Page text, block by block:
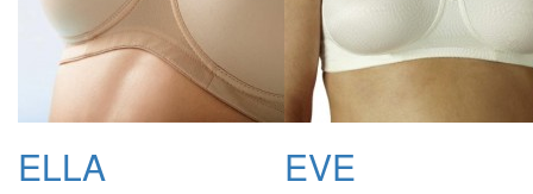
ELLA EVE